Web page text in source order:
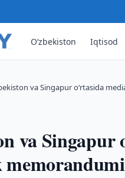
O‘zbekiston Iqtisod
va Singapur o‘rtasida
va Singapur